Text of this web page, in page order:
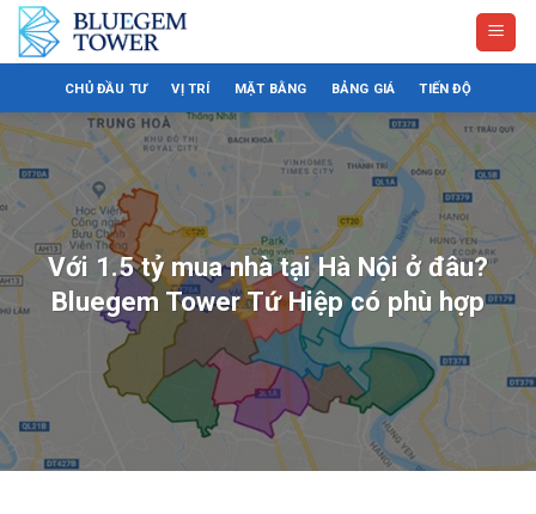
Bỏ
qua
CHỦ ĐẦU TƯ VỊ TRÍ MẶT BẰNG BẢNG GIÁ TIẾN ĐỘ
Với 1.5 tỷ mua nhà tại Hà Nội ở đâu?
Bluegem Tower Tứ Hiệp có phù hợp